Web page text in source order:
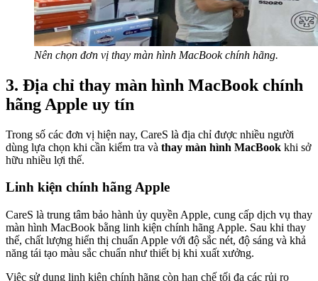
Nên chọn đơn vị thay màn hình MacBook chính hãng.
3. Địa chỉ thay màn hình MacBook chính
hãng Apple uy tín
Trong số các đơn vị hiện nay, CareS là địa chỉ được nhiều người
dùng lựa chọn khi cần kiểm tra và thay màn hình MacBook khi sở
hữu nhiều lợi thế.
Linh kiện chính hãng Apple
CareS là trung tâm bảo hành ủy quyền Apple, cung cấp dịch vụ thay
màn hình MacBook bằng linh kiện chính hãng Apple. Sau khi thay
thế, chất lượng hiển thị chuẩn Apple với độ sắc nét, độ sáng và khả
năng tái tạo màu sắc chuẩn như thiết bị khi xuất xưởng.
Việc sử dụng linh kiện chính hãng còn hạn chế tối đa các rủi ro